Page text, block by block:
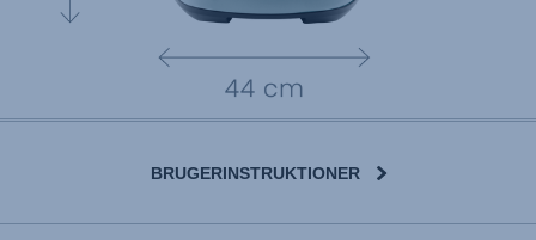
BRUGERINSTRUKTIONER